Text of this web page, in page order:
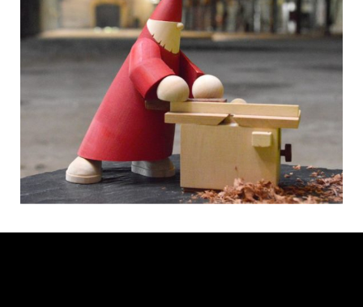
Radeberger Wichtel – Traditionelle
Handwerkskunst neu entdeckt
AUSGABE 45, PORTRÄTS & REPORTAGEN